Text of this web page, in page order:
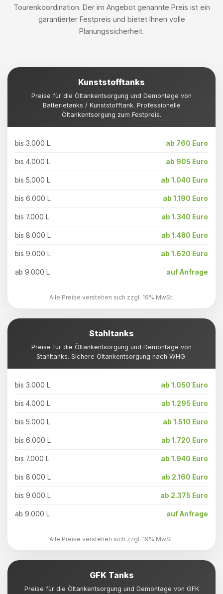
Tourenkoordination. Der im Angebot genannte Preis ist ein
garantierter Festpreis und bietet Ihnen volle
Planungssicherheit.
Kunststofftanks
Preise für die Öltankentsorgung und Demontage von
Batterietanks / Kunststofftank. Professionelle
Öltankentsorgung zum Festpreis.
bis 3.000 L ab 760 Euro
bis 4.000 L ab 905 Euro
bis 5.000 L ab 1.040 Euro
bis 6.000 L ab 1.190 Euro
bis 7.000 L ab 1.340 Euro
bis 8.000 L ab 1.480 Euro
bis 9.000 L ab 1.620 Euro
ab 9.000 L auf Anfrage
Alle Preise verstehen sich zzgl. 19% MwSt.
Stahltanks
Preise für die Öltankentsorgung und Demontage von
Stahltanks. Sichere Öltankentsorgung nach WHG.
bis 3.000 L ab 1.050 Euro
bis 4.000 L ab 1.295 Euro
bis 5.000 L ab 1.510 Euro
bis 6.000 L ab 1.720 Euro
bis 7.000 L ab 1.940 Euro
bis 8.000 L ab 2.160 Euro
bis 9.000 L ab 2.375 Euro
ab 9.000 L auf Anfrage
Alle Preise verstehen sich zzgl. 19% MwSt.
GFK Tanks
Preise für die Öltankentsorgung und Demontage von GFK